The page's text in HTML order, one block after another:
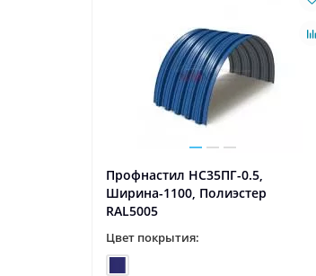
Профнастил НС35ПГ-0.5,
Ширина-1100, Полиэстер
RAL5005
Цвет покрытия: